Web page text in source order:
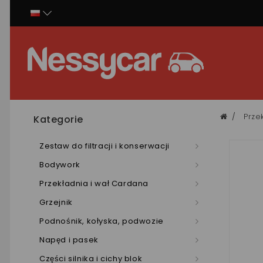
Kategorie
Zestaw do filtracji i konserwacji
Bodywork
Przekładnia i wał Cardana
Grzejnik
Podnośnik, kołyska, podwozie
Napęd i pasek
Części silnika i cichy blok